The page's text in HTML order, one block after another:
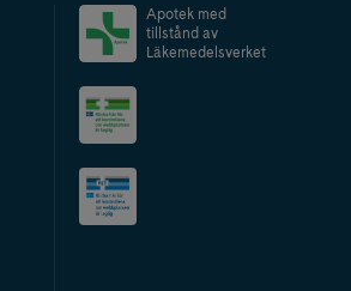
Apotek med
tillstånd av
Läkemedelsverket